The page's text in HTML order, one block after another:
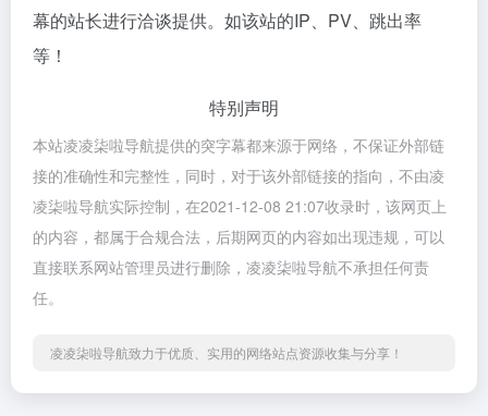
幕的站长进行洽谈提供。如该站的IP、PV、跳出率
等！
特别声明
本站凌凌柒啦导航提供的突字幕都来源于网络，不保证外部链
接的准确性和完整性，同时，对于该外部链接的指向，不由凌
凌柒啦导航实际控制，在2021-12-08 21:07收录时，该网页上
的内容，都属于合规合法，后期网页的内容如出现违规，可以
直接联系网站管理员进行删除，凌凌柒啦导航不承担任何责
任。
凌凌柒啦导航致力于优质、实用的网络站点资源收集与分享！